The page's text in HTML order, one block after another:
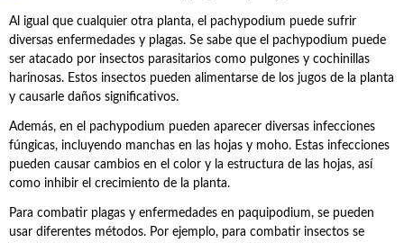
Al igual que cualquier otra planta, el pachypodium puede sufrir
diversas enfermedades y plagas. Se sabe que el pachypodium puede
ser atacado por insectos parasitarios como pulgones y cochinillas
harinosas. Estos insectos pueden alimentarse de los jugos de la planta
y causarle daños significativos.
Además, en el pachypodium pueden aparecer diversas infecciones
fúngicas, incluyendo manchas en las hojas y moho. Estas infecciones
pueden causar cambios en el color y la estructura de las hojas, así
como inhibir el crecimiento de la planta.
Para combatir plagas y enfermedades en paquipodium, se pueden
usar diferentes métodos. Por ejemplo, para combatir insectos se